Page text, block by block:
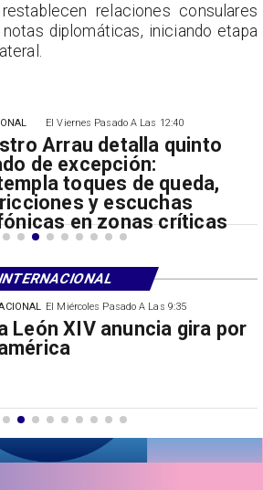
El Miércoles Pasado A Las 9:35
restringe exportación de
a EEUU y sanciona
El Viernes Pasado A Las 12:40
Arrau detalla quinto
de excepción:
toques de queda,
y escuchas
en zonas críticas
relaciones consulares
diplomáticas, iniciando etapa